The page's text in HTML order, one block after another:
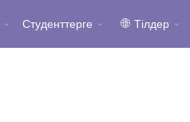
Студенттерге Тілдер